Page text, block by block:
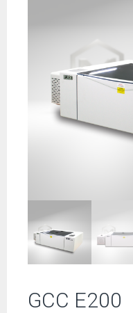
GCC E200